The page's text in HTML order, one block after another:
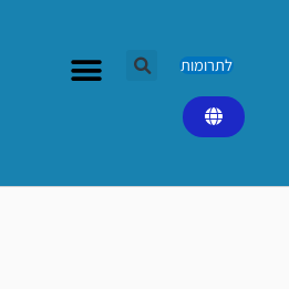
לתרומות